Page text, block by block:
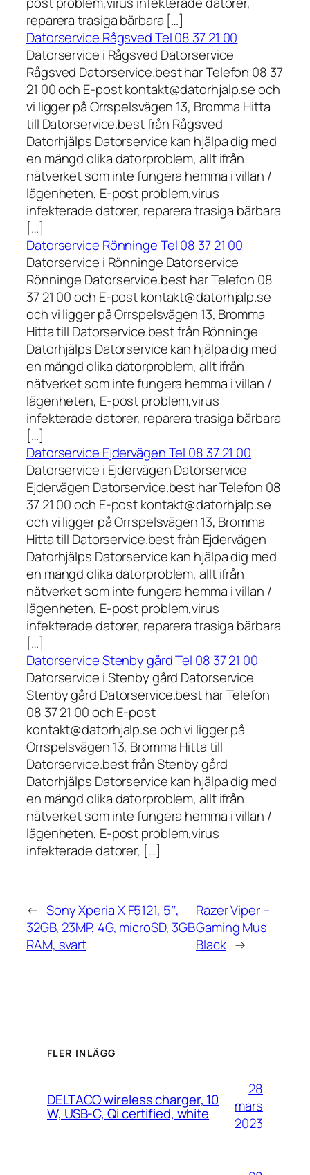
reparera trasiga bärbara […]
Datorservice Rågsved Tel 08 37 21 00
Datorservice i Rågsved Datorservice
Rågsved Datorservice.best har Telefon 08 37
21 00 och E-post kontakt@datorhjalp.se och
vi ligger på Orrspelsvägen 13, Bromma Hitta
till Datorservice.best från Rågsved
Datorhjälps Datorservice kan hjälpa dig med
en mängd olika datorproblem, allt ifrån
nätverket som inte fungera hemma i villan /
lägenheten, E-post problem,virus
infekterade datorer, reparera trasiga bärbara
[…]
Datorservice Rönninge Tel 08 37 21 00
Datorservice i Rönninge Datorservice
Rönninge Datorservice.best har Telefon 08
37 21 00 och E-post kontakt@datorhjalp.se
och vi ligger på Orrspelsvägen 13, Bromma
Hitta till Datorservice.best från Rönninge
Datorhjälps Datorservice kan hjälpa dig med
en mängd olika datorproblem, allt ifrån
nätverket som inte fungera hemma i villan /
lägenheten, E-post problem,virus
infekterade datorer, reparera trasiga bärbara
[…]
Datorservice Ejdervägen Tel 08 37 21 00
Datorservice i Ejdervägen Datorservice
Ejdervägen Datorservice.best har Telefon 08
37 21 00 och E-post kontakt@datorhjalp.se
och vi ligger på Orrspelsvägen 13, Bromma
Hitta till Datorservice.best från Ejdervägen
Datorhjälps Datorservice kan hjälpa dig med
en mängd olika datorproblem, allt ifrån
nätverket som inte fungera hemma i villan /
lägenheten, E-post problem,virus
infekterade datorer, reparera trasiga bärbara
[…]
Datorservice Stenby gård Tel 08 37 21 00
Datorservice i Stenby gård Datorservice
Stenby gård Datorservice.best har Telefon
08 37 21 00 och E-post
kontakt@datorhjalp.se och vi ligger på
Orrspelsvägen 13, Bromma Hitta till
Datorservice.best från Stenby gård
Datorhjälps Datorservice kan hjälpa dig med
en mängd olika datorproblem, allt ifrån
nätverket som inte fungera hemma i villan /
lägenheten, E-post problem,virus
infekterade datorer, […]
← Sony Xperia X F5121, 5″,
32GB, 23MP, 4G, microSD, 3GB
RAM, svart
Razer Viper –
Gaming Mus
Black →
FLER INLÄGG
DELTACO wireless charger, 10
W, USB-C, Qi certified, white
28
mars
2023